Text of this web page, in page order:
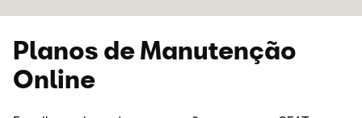
Planos de Manutenção
Online